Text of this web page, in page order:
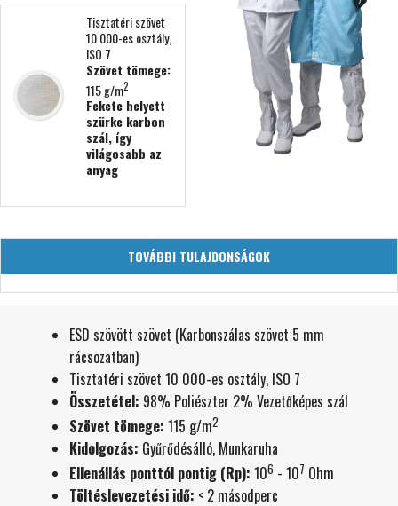
Tisztatéri szövet
10 000-es osztály,
ISO 7
Szövet tömege:
115 g/m2
Fekete helyett
szürke karbon
szál, így
világosabb az
anyag
TOVÁBBI TULAJDONSÁGOK
ESD szövött szövet (Karbonszálas szövet 5 mm
rácsozatban)
Tisztatéri szövet 10 000-es osztály, ISO 7
Összetétel: 98% Poliészter 2% Vezetőképes szál
Szövet tömege: 115 g/m2
Kidolgozás: Gyűrődésálló, Munkaruha
Ellenállás ponttól pontig (Rp): 106 - 107 Ohm
Töltéslevezetési idő: < 2 másodperc